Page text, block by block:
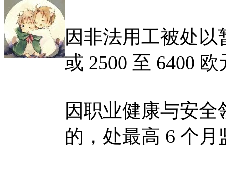
因非法用工被处
或 2500 至 6400
因职业健康与安
的，处最高 6 个月